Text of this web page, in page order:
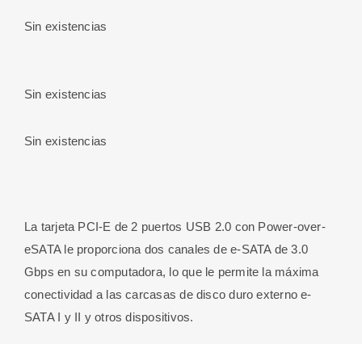
Sin existencias
Sin existencias
Sin existencias
La tarjeta PCI-E de 2 puertos USB 2.0 con Power-over-
eSATA le proporciona dos canales de e-SATA de 3.0
Gbps en su computadora, lo que le permite la máxima
conectividad a las carcasas de disco duro externo e-
SATA I y II y otros dispositivos.